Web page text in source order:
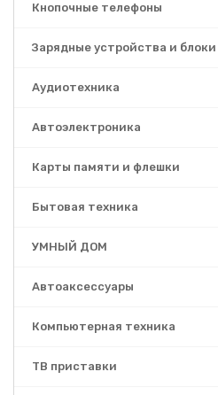
Кнопочные телефоны
Зарядные устройства и
Аудиотехника
Автоэлектроника
Карты памяти и флешки
Бытовая техника
УМНЫЙ ДОМ
Автоаксессуары
Компьютерная техника
ТВ приставки